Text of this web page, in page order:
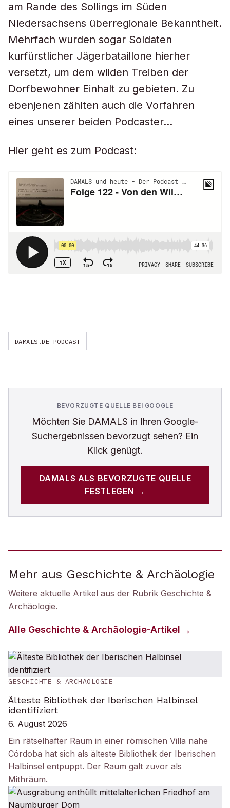
am Rande des Sollings im Süden
Niedersachsens überregionale Bekanntheit.
Mehrfach wurden sogar Soldaten
kurfürstlicher Jägerbataillone hierher
versetzt, um dem wilden Treiben der
Dorfbewohner Einhalt zu gebieten. Zu
ebenjenen zählten auch die Vorfahren
eines unserer beiden Podcaster…
Hier geht es zum Podcast:
DAMALS.DE PODCAST
BEVORZUGTE QUELLE BEI GOOGLE
Möchten Sie DAMALS in Ihren Google-
Suchergebnissen bevorzugt sehen? Ein
Klick genügt.
DAMALS ALS BEVORZUGTE QUELLE
FESTLEGEN →
Mehr aus Geschichte & Archäologie
Weitere aktuelle Artikel aus der Rubrik Geschichte &
Archäologie.
Alle Geschichte & Archäologie-Artikel
GESCHICHTE & ARCHÄOLOGIE
Älteste Bibliothek der Iberischen Halbinsel
identifiziert
6. August 2026
Ein rätselhafter Raum in einer römischen Villa nahe
Córdoba hat sich als älteste Bibliothek der Iberischen
Halbinsel entpuppt. Der Raum galt zuvor als
Mithräum.